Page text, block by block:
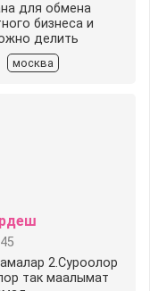
для обмена
бизнеса и
делить
москва
2.Суроолор
так маалымат